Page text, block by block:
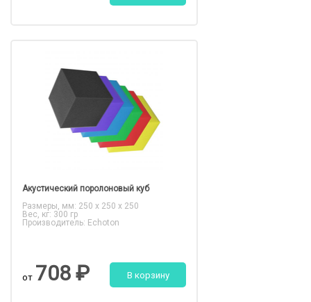
Акустический поролоновый куб
Размеры, мм: 250 x 250 x 250
Вес, кг: 300 гр
Производитель: Echoton
от 708 ₽ В корзину